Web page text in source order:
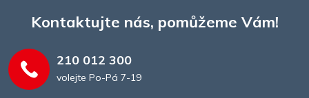
Kontaktujte nás, pomůžeme Vám!
210 012 300
volejte Po-Pá 7-19